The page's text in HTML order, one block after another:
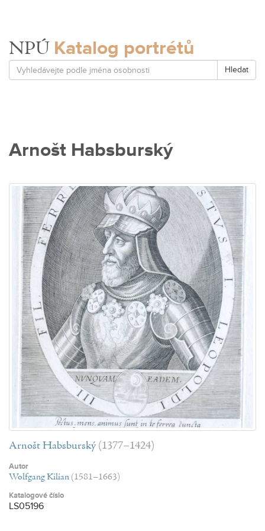
NPÚ Katalog portrétů
Hledat
Arnošt Habsburský
Arnošt Habsburský (1377–1424)
Autor
Wolfgang Kilian (1581–1663)
Katalogové číslo
LS05196